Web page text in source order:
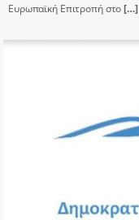
Ευρωπαϊκή Επιτροπή στο[…]